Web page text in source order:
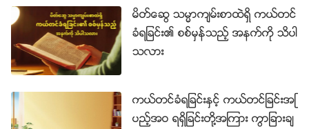
မိတ္ေဆြ သမၼာက်မ္းစာထဲရွိ ကယ္တင္
ခံရျခင္း၏ စစ္မွန္သည့္ အနက္ကို သိပါ
သလား
ကယ္တင္ခံရျခင္းႏွင့္ ကယ္တင္ျခင္းအျ
ပည့္အဝ ရရွိျခင္းတို႔အၾကား ကြာျခားခ်